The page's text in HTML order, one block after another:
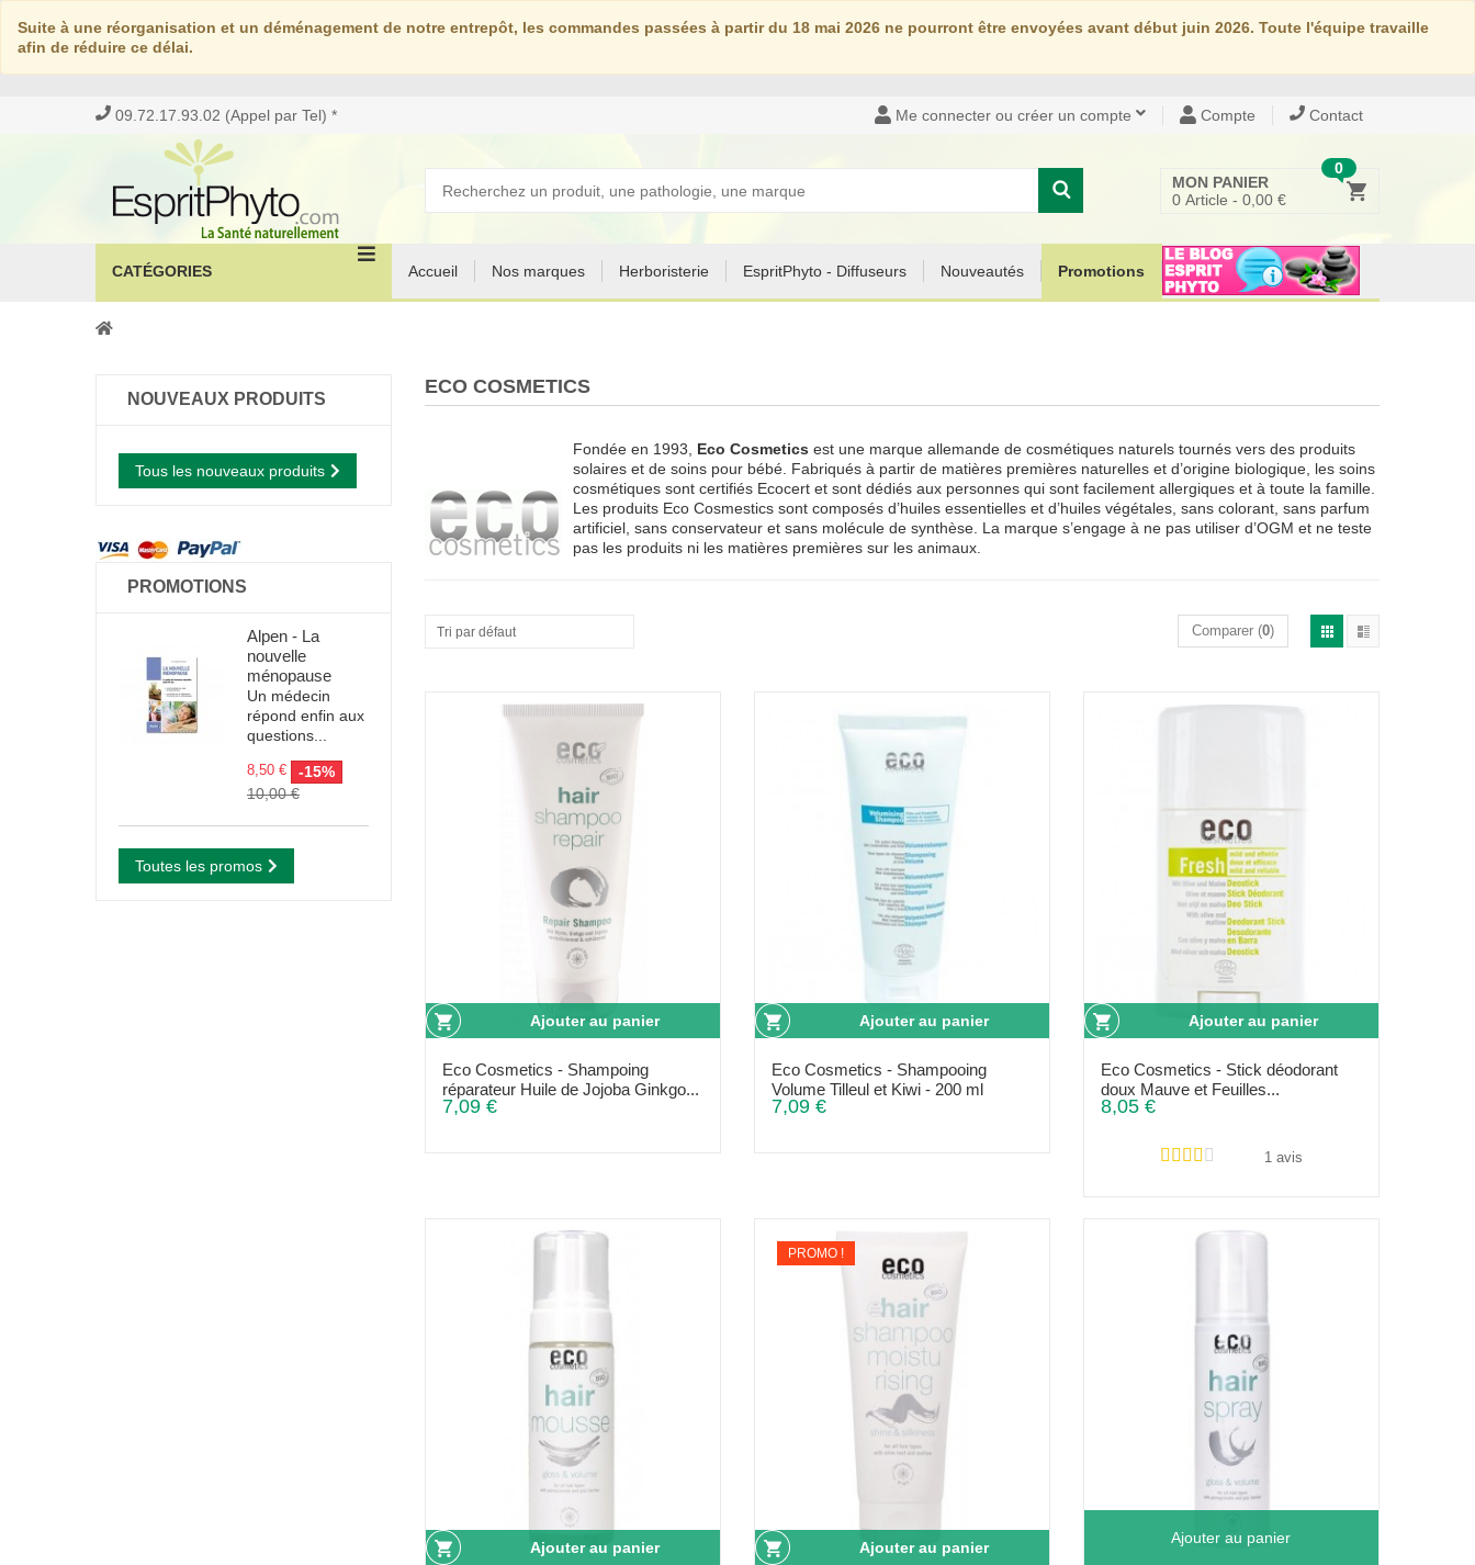
Suite à une réorganisation et un déménagement de notre entrepôt, les commandes passées à partir du 18 mai 2026 ne pourront être envoyées avant début juin 2026. Toute l'équipe travaille
afin de réduire ce délai.
09.72.17.93.02 (Appel par Tel) * Me connecter ou créer un compte Compte Contact
0
MON PANIER
0 Article - 0,00 €
CATÉGORIES Accueil Nos marques Herboristerie EspritPhyto - Diffuseurs Nouveautés Promotions
ECO COSMETICS
Fondée en 1993, Eco Cosmetics est une marque allemande de cosmétiques naturels tournés vers des produits
solaires et de soins pour bébé. Fabriqués à partir de matières premières naturelles et d’origine biologique, les soins
cosmétiques sont certifiés Ecocert et sont dédiés aux personnes qui sont facilement allergiques et à toute la famille.
Les produits Eco Cosmestics sont composés d’huiles essentielles et d’huiles végétales, sans colorant, sans parfum
artificiel, sans conservateur et sans molécule de synthèse. La marque s’engage à ne pas utiliser d’OGM et ne teste
pas les produits ni les matières premières sur les animaux.
Tri par défaut Comparer (0)
Ajouter au panier
Eco Cosmetics - Shampoing
réparateur Huile de Jojoba Ginkgo...
7,09 €
Ajouter au panier
Eco Cosmetics - Shampooing
Volume Tilleul et Kiwi - 200 ml
7,09 €
Ajouter au panier
Eco Cosmetics - Stick déodorant
doux Mauve et Feuilles...
8,05 €
1 avis
Ajouter au panier
PROMO !
Ajouter au panier
Ajouter au panier
NOUVEAUX PRODUITS
Tous les nouveaux produits
PROMOTIONS
Alpen - La
nouvelle
ménopause
Un médecin
répond enfin aux
questions...
8,50 €
-15%
10,00 €
Toutes les promos